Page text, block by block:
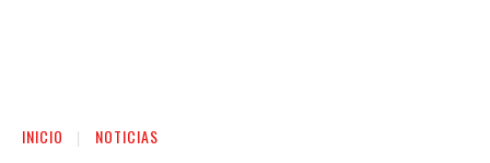
INICIO NOTICIAS